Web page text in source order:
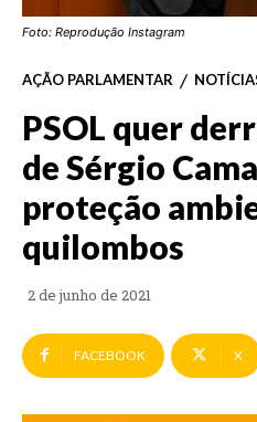
Foto: Reprodução Instagram
AÇÃO PARLAMENTAR
PSOL quer
de Sérgio
proteção
quilombos
2 de junho de 2021
FACEBOOK X